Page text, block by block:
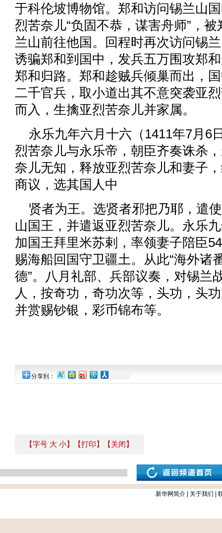
于科伦坡博物馆。郑和访问锡兰山
烈苦奈儿“负固不恭，谋害舟师”，
兰山前往他国。回程时再次访问锡
诱骗郑和到国中，发兵五万围攻郑
郑和归路。郑和趁贼兵倾巢而出，
二千官兵，取小道出其不意突袭亚
而入，生擒亚烈苦奈儿并家属。
永乐九年六月十六（1411年7月6
烈苦奈儿与永乐帝，朝臣齐奏诛杀
奈儿无知，释放亚烈苦奈儿和妻子
商议，选其国人中
贤者为王。选贤者邪把乃耶，遣
山国王，并遣返亚烈苦奈儿。永乐
加国王拜里米苏剌，率领妻子陪臣
赐海船回国守卫疆土。从此“海外诸
德”。八月礼部、兵部议奏，对锡兰
人，按奇功，奇功次等，头功，头
并赏赐钞银，彩币锦布等。
分享到：
【字号 大 小】 【打印】 【关闭】
新华网简介 关于我们